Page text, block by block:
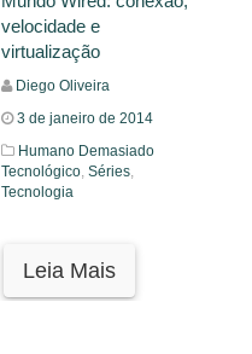
velocidade e
virtualização
Diego Oliveira
3 de janeiro de 2014
Humano Demasiado
Tecnológico Séries
Tecnologia
Leia Mais